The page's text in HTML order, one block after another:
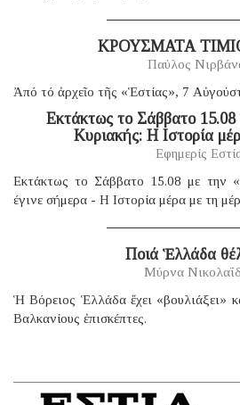
ΚΡΟΥΣΜΑΤΑ
Παύλος
Ἀπό τό ἀρχεῖο τῆς «Ἑστίας», 7
Eκτάκτως το Σάββατο 15.08
Κυριακής: Η Ιστορία
Εφημερίς
Εκτάκτως το Σάββατο 15.08 με την
έγινε σήμερα - Η Ιστορία μέρα με τη
Ποιά Ἑλλάδα
Μύρνα
Ἡ Βόρειος Ἑλλάδα ἔχει «βουλιάξει»
Βαλκανίους ἐπισκέπτες.